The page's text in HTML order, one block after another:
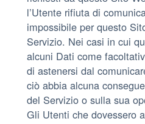
l’Utente rifiuta di
impossibile per questo
Servizio. Nei casi in cui
alcuni Dati come
di astenersi dal
ciò abbia alcuna
del Servizio o sulla sua
Gli Utenti che dovessero